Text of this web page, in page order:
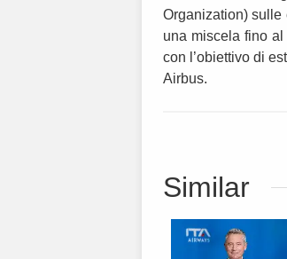
Organization) sulle
una miscela fino
con l’obiettivo di
Airbus.
Similar